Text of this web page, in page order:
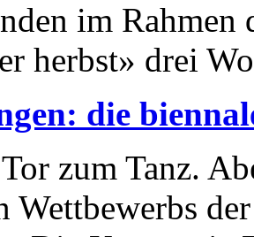
im Rahmen
herbst» drei
die
zum Tanz.
Wettbewerbs